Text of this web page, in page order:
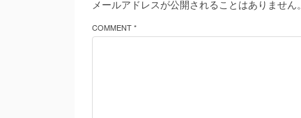
メールアドレスが公開されることはありません。
COMMENT *